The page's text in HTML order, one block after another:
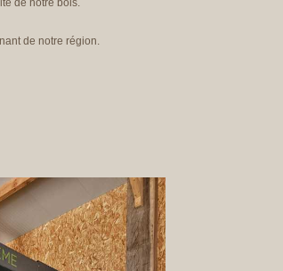
de notre bois.
de notre région.